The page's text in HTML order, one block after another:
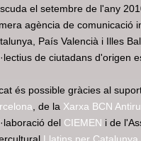
el setembre de l'any
agència de comunicació
País Valencià i Illes
de ciutadans d'origen
és possible gràcies al
, de la Xarxa BCN
del CIEMEN i de
Llatins per Catalunya